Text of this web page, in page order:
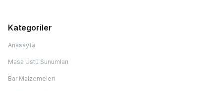
Kategoriler
Anasayfa
Masa Üstü Sunumları
Bar Malzemeleri